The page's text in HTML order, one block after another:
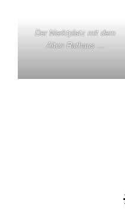
Der Marktplatz mit dem
Alten Rathaus …